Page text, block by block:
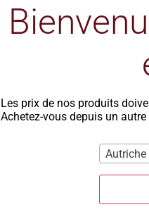
Les prix de nos produits
Achetez-vous depuis un
Autriche